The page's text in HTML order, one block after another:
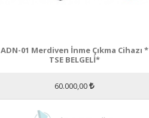
ADN-01 Merdiven İnme Çıkma Cihazı *
TSE BELGELİ*
60.000,00